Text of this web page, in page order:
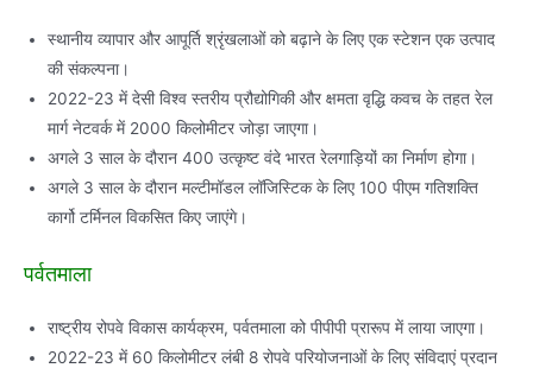
स्थानीय व्यापार और आपूर्ति श्रृंखलाओं को बढ़ाने के लिए एक स्टेशन एक उत्पाद
की संकल्पना।
2022-23 में देसी विश्व स्तरीय प्रौद्योगिकी और क्षमता वृद्धि कवच के तहत रेल
मार्ग नेटवर्क में 2000 किलोमीटर जोड़ा जाएगा।
अगले 3 साल के दौरान 400 उत्कृष्ट वंदे भारत रेलगाड़ियों का निर्माण होगा।
अगले 3 साल के दौरान मल्टीमॉडल लॉजिस्टिक के लिए 100 पीएम गतिशक्ति
कार्गो टर्मिनल विकसित किए जाएंगे।
पर्वतमाला
राष्ट्रीय रोपवे विकास कार्यक्रम, पर्वतमाला को पीपीपी प्रारूप में लाया जाएगा।
2022-23 में 60 किलोमीटर लंबी 8 रोपवे परियोजनाओं के लिए संविदाएं प्रदान